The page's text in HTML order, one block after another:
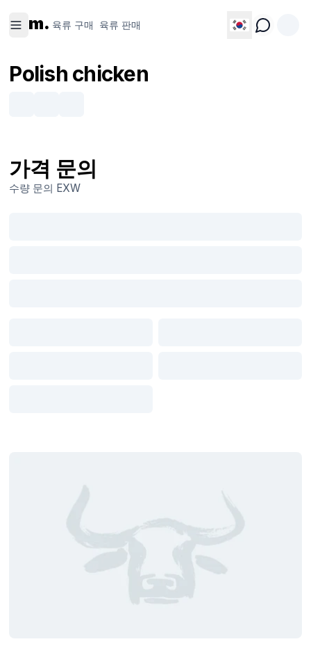
m. 육류 구매 육류 판매
매
매
Polish chicken
가격 문의
수량 문의 EXW